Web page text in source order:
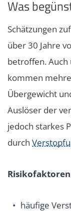
Was
Schätzungen
über 30 Jahre
betroffen. Auch
kommen
Übergewicht
Auslöser der
jedoch starkes
durch
häufige